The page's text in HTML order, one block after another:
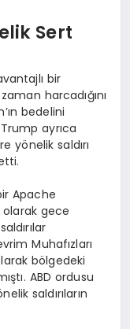
Sert
bir
harcadığını
bedelini
ayrıca
yönelik saldırı
Apache
olarak gece
Muhafızları
bölgedeki
ABD ordusu
saldırıların